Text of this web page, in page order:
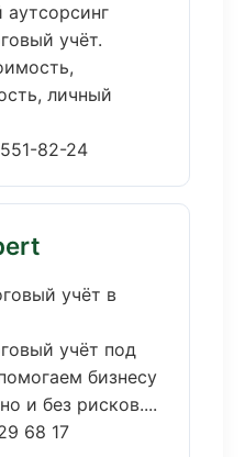
учёт.
личный
82-24
учёт в
учёт под
бизнесу
и без рисков....
68 17